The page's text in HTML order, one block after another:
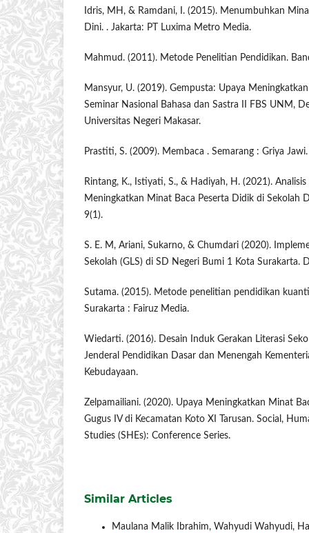
Idris, MH, & Ramdani, I. (2015). Menumbuhkan
Dini. . Jakarta: PT Luxima Metro Media.
Mahmud. (2011). Metode Penelitian Pendidikan.
Mansyur, U. (2019). Gempusta: Upaya
Seminar Nasional Bahasa dan Sastra II FBS UNM,
Universitas Negeri Makasar.
Prastiti, S. (2009). Membaca . Semarang : Griya Jawi.
Rintang, K., Istiyati, S., & Hadiyah, H. (2021).
Meningkatkan Minat Baca Peserta Didik di Sekolah
9(1).
S. E. M, Ariani, Sukarno, & Chumdari (2020).
Sekolah (GLS) di SD Negeri Bumi 1 Kota Surakarta.
Sutama. (2015). Metode penelitian pendidikan
Surakarta : Fairuz Media.
Wiedarti. (2016). Desain Induk Gerakan Literasi
Jenderal Pendidikan Dasar dan Menengah
Kebudayaan.
Zelpamailiani. (2020). Upaya Meningkatkan Minat
Gugus IV di Kecamatan Koto XI Tarusan. Social,
Studies (SHEs): Conference Series.
Similar Articles
Maulana Malik Ibrahim, Wahyudi Wahyudi,